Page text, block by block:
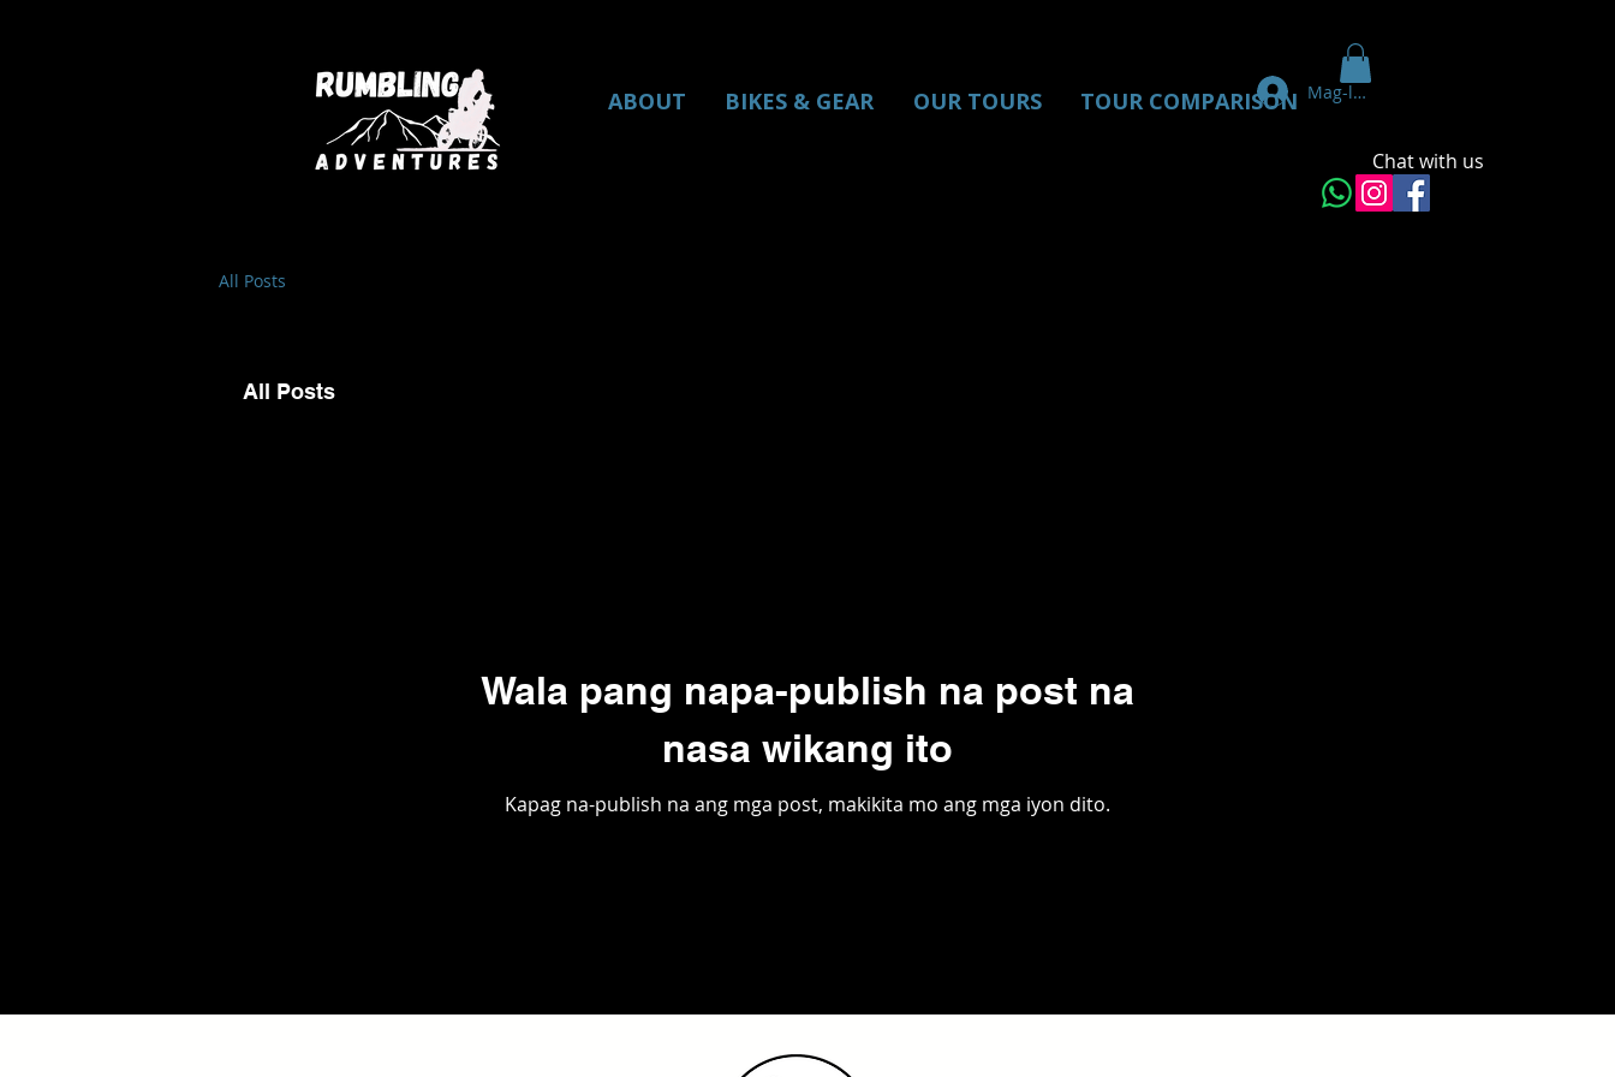
Chat with us
ABOUT BIKES & GEAR OUR TOURS TOUR COMPARISON Mag-log In
All Posts
All Posts
Wala pang napa-publish na post na
nasa wikang ito
Kapag na-publish na ang mga post, makikita mo ang mga iyon dito.